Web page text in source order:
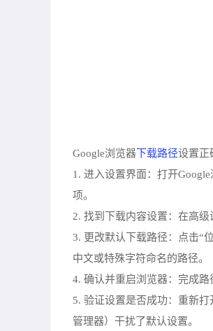
Google浏览器下载路径设置正
1. 进入设置界面：打开
项。
2. 找到下载内容设置：在高
3. 更改默认下载路径：点击“
中文或特殊字符命名的路径。
4. 确认并重启浏览器：完成路
5. 验证设置是否成功：重新
管理器）干扰了默认设置。